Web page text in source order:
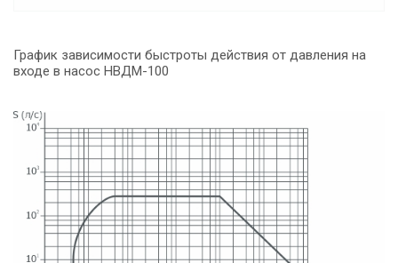
График зависимости быстроты действия от давления на
входе в насос НВДМ-100